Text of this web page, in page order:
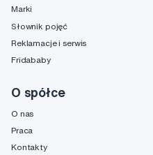
Marki
Słownik pojęć
Reklamacje i serwis
Fridababy
O spółce
O nas
Praca
Kontakty